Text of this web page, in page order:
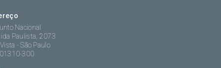
Nacional
Paulista, 2073
- São Paulo
300